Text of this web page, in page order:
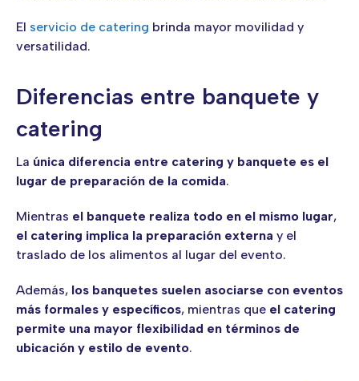
El servicio de catering brinda mayor movilidad y
versatilidad.
Diferencias entre banquete y
catering
La única diferencia entre catering y banquete es el
lugar de preparación de la comida.
Mientras el banquete realiza todo en el mismo lugar,
el catering implica la preparación externa y el
traslado de los alimentos al lugar del evento.
Además, los banquetes suelen asociarse con eventos
más formales y específicos, mientras que el catering
permite una mayor flexibilidad en términos de
ubicación y estilo de evento.